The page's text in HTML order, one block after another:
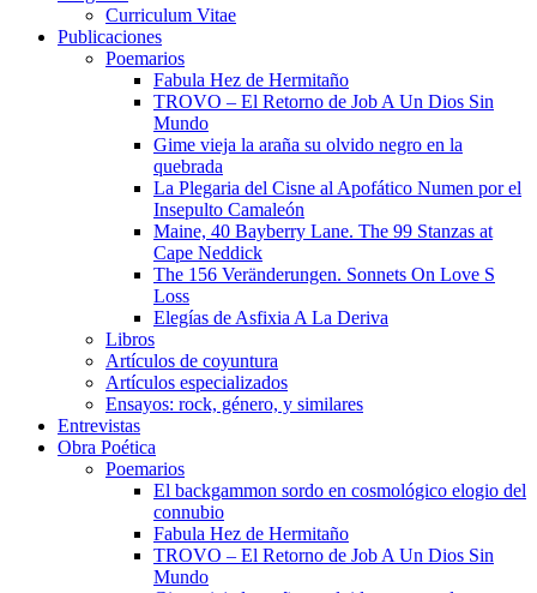
Curriculum Vitae​
Publicaciones
Poemarios
Fabula Hez de Hermitaño
TROVO – El Retorno de Job A Un Dios Sin
Mundo
Gime vieja la araña su olvido negro en la
quebrada
La Plegaria del Cisne al Apofático Numen por el
Insepulto Camaleón
Maine, 40 Bayberry Lane. The 99 Stanzas at
Cape Neddick
The 156 Veränderungen. Sonnets On Love S
Loss
Elegías de Asfixia A La Deriva
Libros
Artículos de coyuntura
Artículos especializados
Ensayos: rock, género, y similares
Entrevistas
Obra Poética
Poemarios
El backgammon sordo en cosmológico elogio del
connubio
Fabula Hez de Hermitaño
TROVO – El Retorno de Job A Un Dios Sin
Mundo